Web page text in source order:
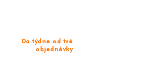
Do týdne od tvé
objednávky